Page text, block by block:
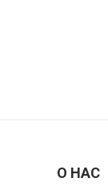
О НАС